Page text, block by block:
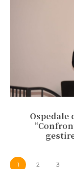
Ospedale
1 2 3